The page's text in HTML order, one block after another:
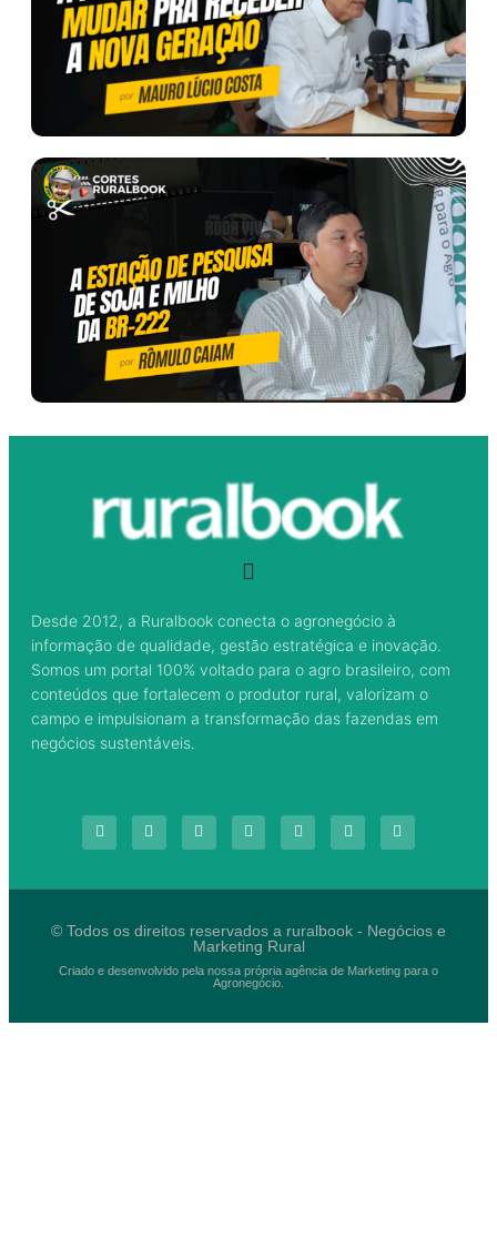
Desde 2012, a Ruralbook conecta o agronegócio à
informação de qualidade, gestão estratégica e inovação.
Somos um portal 100% voltado para o agro brasileiro, com
conteúdos que fortalecem o produtor rural, valorizam o
campo e impulsionam a transformação das fazendas em
negócios sustentáveis.
© Todos os direitos reservados a ruralbook - Negócios e
Marketing Rural
Criado e desenvolvido pela nossa própria agência de Marketing para o
Agronegócio.